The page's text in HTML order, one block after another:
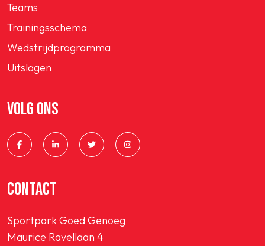
Teams
Trainingsschema
Wedstrijdprogramma
Uitslagen
VOLG ONS
CONTACT
Sportpark Goed Genoeg
Maurice Ravellaan 4